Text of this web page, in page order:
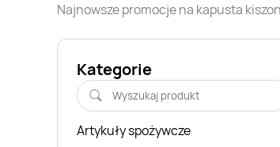
Najnowsze promocje na kapusta
Kategorie
Artykuły spożywcze